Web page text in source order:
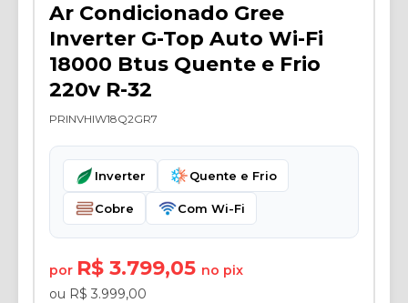
Ar Condicionado Gree
Inverter G-Top Auto Wi-Fi
18000 Btus Quente e Frio
220v R-32
PRINVHIW18Q2GR7
Inverter Quente e Frio
Cobre Com Wi-Fi
por R$ 3.799,05 no pix
ou R$ 3.999,00